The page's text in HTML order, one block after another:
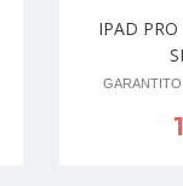
IPAD
GARANTITO